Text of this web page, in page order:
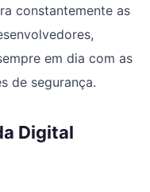
constantemente as
em dia com as
de segurança.
Digital